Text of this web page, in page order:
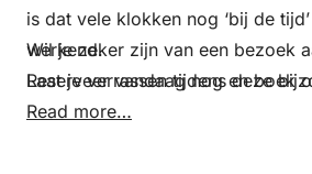
is dat vele klokken nog ‘bij de
werkend.
Laat je verrassen tijdens deze
rondleiding! De Grand Tour duurt
Wil je zeker zijn van een bezoek
Reserveer vandaag nog en boek
Read more…